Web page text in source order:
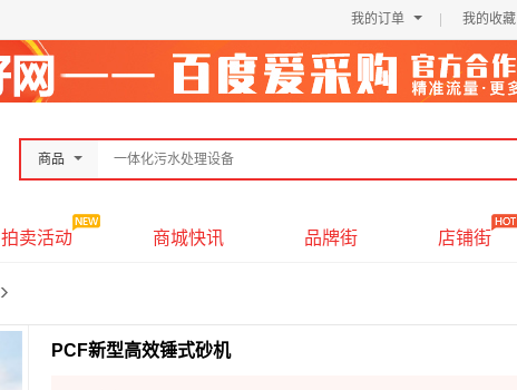
我的订单 我的收藏
商品
拍卖活动 商城快讯 品牌街 店铺街
PCF新型高效锤式砂机